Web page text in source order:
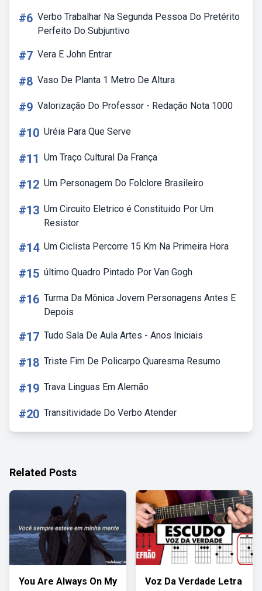
#6 Verbo Trabalhar Na Segunda Pessoa Do Pretérito
Perfeito Do Subjuntivo
#7 Vera E John Entrar
#8 Vaso De Planta 1 Metro De Altura
#9 Valorização Do Professor - Redação Nota 1000
#10 Uréia Para Que Serve
#11 Um Traço Cultural Da França
#12 Um Personagem Do Folclore Brasileiro
#13 Um Circuito Eletrico é Constituido Por Um
Resistor
#14 Um Ciclista Percorre 15 Km Na Primeira Hora
#15 último Quadro Pintado Por Van Gogh
#16 Turma Da Mônica Jovem Personagens Antes E
Depois
#17 Tudo Sala De Aula Artes - Anos Iniciais
#18 Triste Fim De Policarpo Quaresma Resumo
#19 Trava Linguas Em Alemão
#20 Transitividade Do Verbo Atender
Related Posts
You Are Always On My
Voz Da Verdade Letra